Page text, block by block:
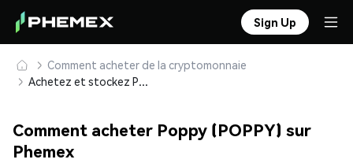
Sign Up
Comment acheter de la cryptomonnaie
Achetez et stockez Poppy (POPPY) en toute sécurité
Comment acheter Poppy (POPPY) sur
Phemex